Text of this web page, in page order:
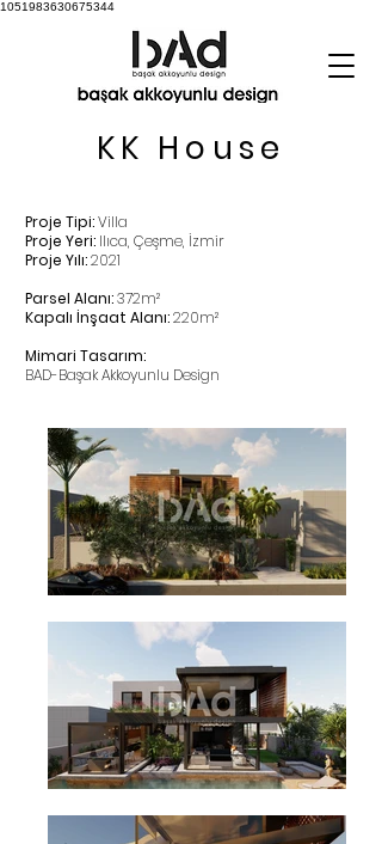
1051983630675344
KK House
Proje Tipi:Villa
Proje Yeri: Ilıca, Çeşme, İzmir
Proje Yılı:2021
Parsel Alanı:372m²
Kapalı İnşaat Alanı:220m²
Mimari Tasarım:
BAD-Başak Akkoyunlu Design